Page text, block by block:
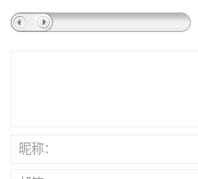
昵称：